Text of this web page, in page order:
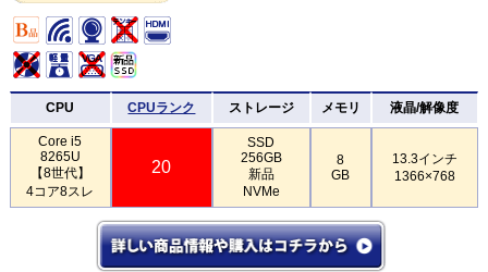
CPU CPUランク ストレージ メモリ 液晶/解像度
Core i5
8265U
【8世代】
4コア8スレ
20
SSD
256GB
新品
NVMe
8
GB
13.3インチ
1366×768